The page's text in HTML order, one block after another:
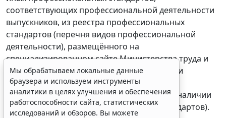
соответствующих профессиональной деятельности
выпускников, из реестра профессиональных
стандартов (перечня видов профессиональной
деятельности), размещённого на
специализированном сайте Министерства труда и
социальной защиты Российской Федерации
«Профессиональные стандарты»
(http://profstandart.rosmintrud.ru)*(3)(при наличии
соответствующих профессиональных стандартов).
Мы обрабатываем локальные данные
браузера и используем инструменты
аналитики в целях улучшения и обеспечения
работоспособности сайта, статистических
исследований и обзоров. Вы можете